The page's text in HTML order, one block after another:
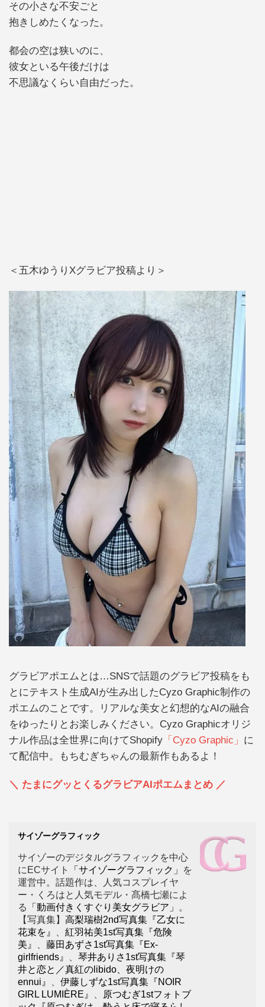
その小さな不安ごと
抱きしめたくなった。
都会の空は狭いのに、
彼女といる午後だけは
不思議なくらい自由だった。
＜五木ゆうりXグラビア投稿より＞
グラビアポエムとは…SNSで話題のグラビア投稿をも
とにテキスト生成AIが生み出したCyzo Graphic制作の
ポエムのことです。リアルな美女と幻想的なAIの融合
をゆったりとお楽しみください。Cyzo Graphicオリジ
ナル作品は全世界に向けてShopify 「Cyzo Graphic」 に
て配信中。もちむぎちゃんの最新作もあるよ！
＼ たまにグッとくるグラビアAIポエムまとめ ／
サイゾーグラフィック
サイゾーのデジタルグラフィックを中心
にECサイト
「サイゾーグラフィック」
を
運営中。話題作は、人気コスプレイヤ
ー・くろはと人気モデル・髙橋七瀬によ
る
「動画付きくすぐり美女グラビア」
。
【写真集】 高梨瑞樹2nd写真集『乙女に
花束を』
紅羽祐美1st写真集『危険
美』
藤田あずさ1st写真集『Ex-
girlfriends』
琴井ありさ1st写真集『琴
井と恋と／真紅のlibido、夜明けの
ennui』
伊藤しずな1st写真集『NOIR
GIRL LUMIÈRE』
原つむぎ1stフォトブ